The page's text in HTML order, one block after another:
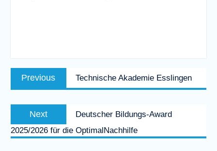
Beitragsnavigation
Previous
post:
Technische Akademie Esslingen
Next
post:
Deutscher Bildungs-Award
2025/2026 für die OptimalNachhilfe